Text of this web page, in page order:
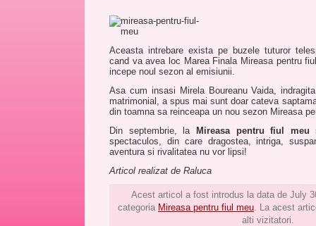
Aceasta intrebare exista pe buzele tuturor
cand va avea loc Marea Finala Mireasa pentru
incepe noul sezon al emisiunii.
Asa cum insasi Mirela Boureanu Vaida,
matrimonial, a spus mai sunt doar cateva
din toamna sa reinceapa un nou sezon Mireasa
Din septembrie, la
Mireasa pentru fiul meu
spectaculos, din care dragostea, intriga,
aventura si rivalitatea nu vor lipsi!
Articol realizat de Raluca
Acest articol a fost introdus la data de July
categoria Mireasa pentru fiul meu. La acest
alti vizitatori.